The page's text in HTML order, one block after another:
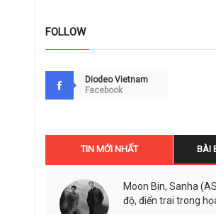
FOLLOW
Diodeo Vietnam
Facebook
TIN MỚI NHẤT BÀI
Moon Bin, Sanha
độ, điển trai trong